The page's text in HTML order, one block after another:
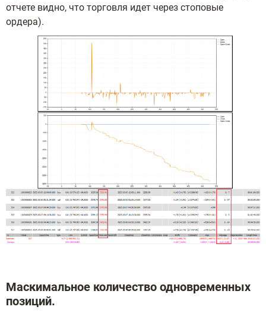
отчете видно, что торговля идет через стоповые
ордера).
Маскимальное количество одновременных
позиций.